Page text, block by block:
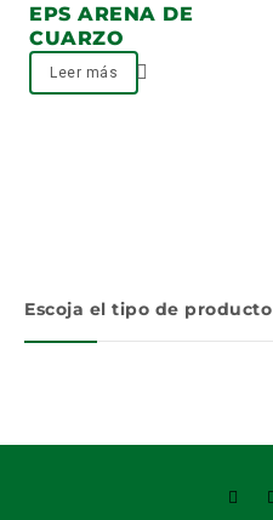
EPS ARENA DE
CUARZO
Leer más
Escoja el tipo de producto